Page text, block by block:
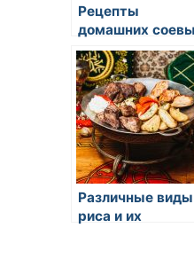
Рецепты
домашних
соусов
Различные виды
риса и их